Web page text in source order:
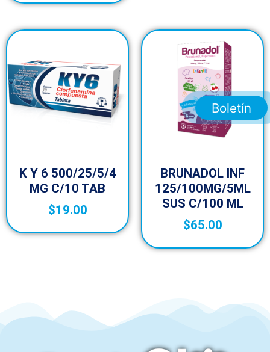
K Y 6 500/25/5/4
MG C/10 TAB
$19.00
BRUNADOL INF
125/100MG/5ML
SUS C/100 ML
$65.00
Boletín